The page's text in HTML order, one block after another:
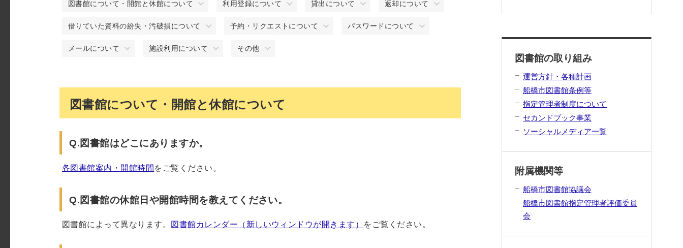
図書館について・開館と休館について 利用登録について 貸出について 返却について
借りていた資料の紛失・汚破損について 予約・リクエストについて パスワードについて
メールについて 施設利用について その他
図書館について・開館と休館について
Q.図書館はどこにありますか。
各図書館案内・開館時間 をご覧ください。
Q.図書館の休館日や開館時間を教えてください。
図書館によって異なります。 図書館カレンダー（新しいウィンドウが開きます） をご覧ください。
図書館の取り組み
運営方針・各種計画
船橋市図書館条例等
指定管理者制度について
セカンドブック事業
ソーシャルメディア一覧
附属機関等
船橋市図書館協議会
船橋市図書館指定管理者評価委員
会